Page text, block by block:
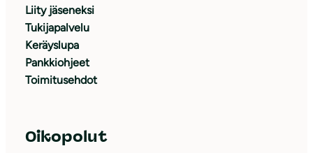
Liity jäseneksi
Tukijapalvelu
Keräyslupa
Pankkiohjeet
Toimitusehdot
Oikopolut